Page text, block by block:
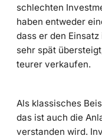
schlechten
haben entweder
dass er den
sehr spät
teurer verkaufen.
Als klassisches
das ist auch die
verstanden wird.